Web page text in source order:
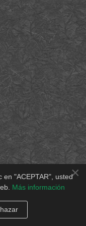
×
en "ACEPTAR", usted
Más información